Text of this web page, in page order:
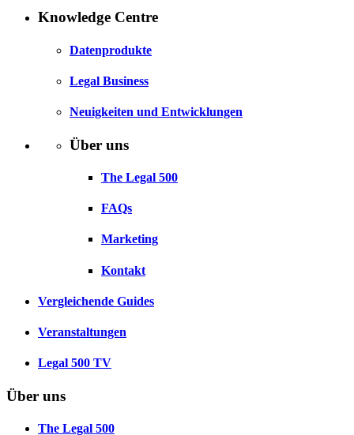
Knowledge Centre
Datenprodukte
Legal Business
Neuigkeiten und Entwicklungen
Über uns
The Legal 500
FAQs
Marketing
Kontakt
Vergleichende Guides
Veranstaltungen
Legal 500 TV
Über uns
The Legal 500